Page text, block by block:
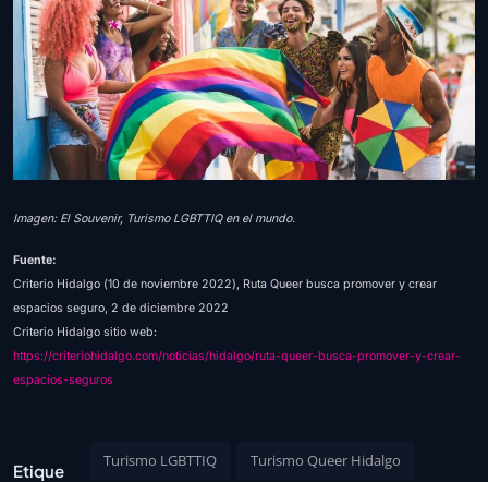
Imagen: El Souvenir, Turismo LGBTTIQ en el mundo.
Fuente:
Criterio Hidalgo (10 de noviembre 2022), Ruta Queer busca promover y crear
espacios seguro, 2 de diciembre 2022
Criterio Hidalgo sitio web:
https://criteriohidalgo.com/noticias/hidalgo/ruta-queer-busca-promover-y-crear-
espacios-seguros
Etique
Turismo LGBTTIQ Turismo Queer Hidalgo